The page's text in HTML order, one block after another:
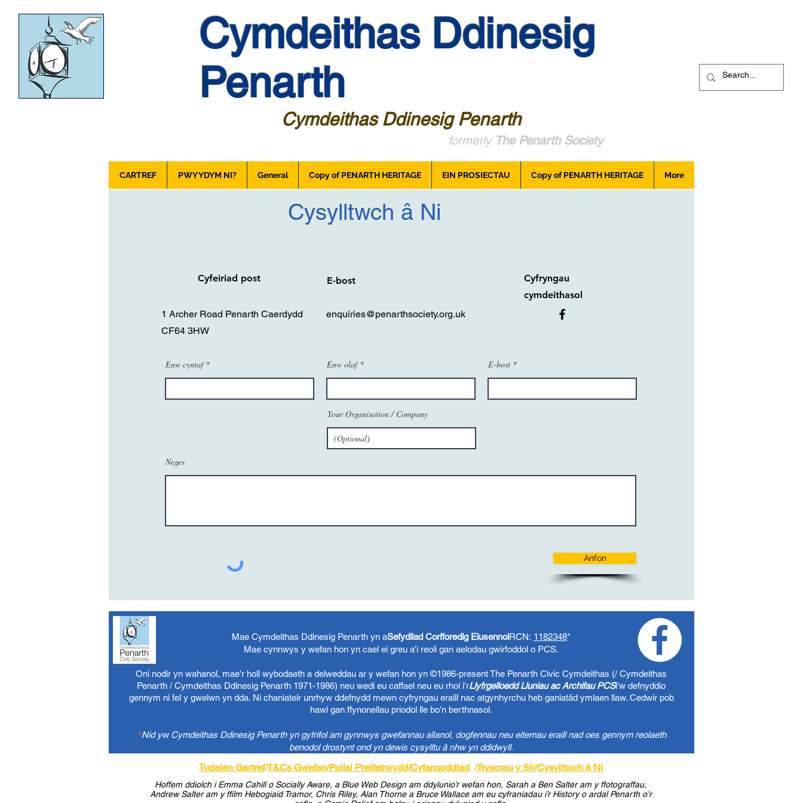
Cymdeithas Ddinesig
Penarth
Cymdeithas Ddinesig Penarth
formerly The Penarth Society
CARTREF PWY YDYM NI? General Copy of PENARTH HERITAGE EIN PROSIECTAU Copy of PENARTH HERITAGE More
Cysylltwch â Ni
Cyfeiriad post
1 Archer Road Penarth Caerdydd
CF64 3HW
E-bost
enquiries@penarthsociety.org.uk
Cyfryngau
cymdeithasol
Enw cyntaf Enw olaf E-bost
Your Organisation / Company
Neges
Anfon
Mae Cymdeithas Ddinesig Penarth yn aSefydliad Corfforedig ElusennolRCN: 1182348*
Mae cynnwys y wefan hon yn cael ei greu a'i reoli gan aelodau gwirfoddol o PCS.
Oni nodir yn wahanol, mae'r holl wybodaeth a delweddau ar y wefan hon yn ©1986-present The Penarth Civic Cymdeithas (/ Cymdeithas
Penarth / Cymdeithas Ddinesig Penarth 1971-1986) neu wedi eu caffael neu eu rhoi i'rLlyfrgelloedd Lluniau ac Archifau PCSi'w defnyddio
gennym ni fel y gwelwn yn dda. Ni chaniateir unrhyw ddefnydd mewn cyfryngau eraill nac atgynhyrchu heb ganiatâd ymlaen llaw. Cedwir pob
hawl gan ffynonellau priodol lle bo'n berthnasol.
*Nid yw Cymdeithas Ddinesig Penarth yn gyfrifol am gynnwys gwefannau allanol, dogfennau neu eitemau eraill nad oes gennym reolaeth
benodol drostynt ond yn dewis cysylltu â nhw yn ddidwyll.
Tudalen Gartref/T&Cs Gwefan/Polisi Preifatrwydd/Cyfansoddiad/Trysorau y Sir/Cysylltwch â Ni
Hoffem ddiolch i Emma Cahill o Socially Aware, a Blue Web Design am ddylunio’r wefan hon, Sarah a Ben Salter am y ffotograffau,
Andrew Salter am y ffilm Hebogiaid Tramor, Chris Riley, Alan Thorne a Bruce Wallace am eu cyfraniadau i’r History o ardal Penarth o'r